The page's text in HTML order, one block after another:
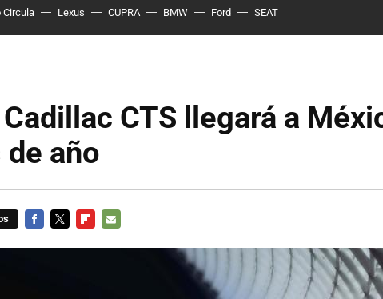
Circula Lexus CUPRA BMW Ford SEAT
CTS llegará a
año